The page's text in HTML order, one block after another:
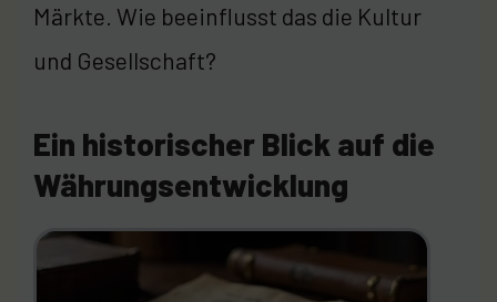
Märkte. Wie beeinflusst das die Kultur
und Gesellschaft?
Ein historischer Blick auf die
Währungsentwicklung